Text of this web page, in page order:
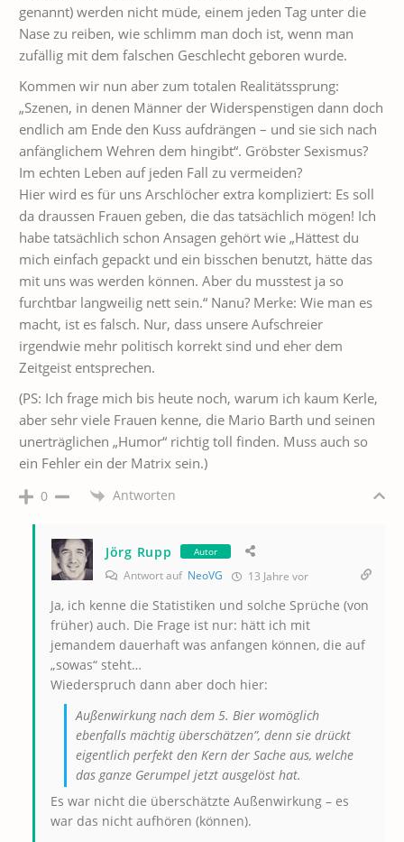
genannt) werden nicht müde, einem jeden Tag unter die
Nase zu reiben, wie schlimm man doch ist, wenn man
zufällig mit dem falschen Geschlecht geboren wurde.
Kommen wir nun aber zum totalen Realitätssprung:
„Szenen, in denen Männer der Widerspenstigen dann doch
endlich am Ende den Kuss aufdrängen – und sie sich nach
anfänglichem Wehren dem hingibt“. Gröbster Sexismus?
Im echten Leben auf jeden Fall zu vermeiden?
Hier wird es für uns Arschlöcher extra kompliziert: Es soll
da draussen Frauen geben, die das tatsächlich mögen! Ich
habe tatsächlich schon Ansagen gehört wie „Hättest du
mich einfach gepackt und ein bisschen benutzt, hätte das
mit uns was werden können. Aber du musstest ja so
furchtbar langweilig nett sein.“ Nanu? Merke: Wie man es
macht, ist es falsch. Nur, dass unsere Aufschreier
irgendwie mehr politisch korrekt sind und eher dem
Zeitgeist entsprechen.
(PS: Ich frage mich bis heute noch, warum ich kaum Kerle,
aber sehr viele Frauen kenne, die Mario Barth und seinen
unerträglichen „Humor“ richtig toll finden. Muss auch so
ein Fehler ein der Matrix sein.)
0 Antworten
Jörg Rupp Autor
Antwort auf NeoVG 13 Jahre vor
Ja, ich kenne die Statistiken und solche Sprüche (von
früher) auch. Die Frage ist nur: hätt ich mit
jemandem dauerhaft was anfangen können, die auf
„sowas“ steht…
Wiederspruch dann aber doch hier:
Außenwirkung nach dem 5. Bier womöglich
ebenfalls mächtig überschätzen”, denn sie drückt
eigentlich perfekt den Kern der Sache aus, welche
das ganze Gerumpel jetzt ausgelöst hat.
Es war nicht die überschätzte Außenwirkung – es
war das nicht aufhören (können).